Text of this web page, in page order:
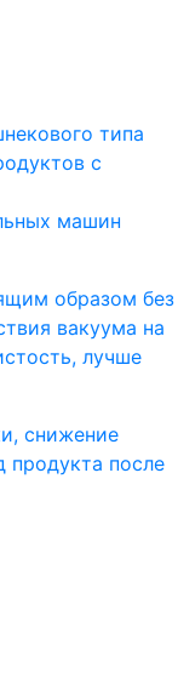
типа
с
машин
образом без
вакуума на
лучше
снижение
после